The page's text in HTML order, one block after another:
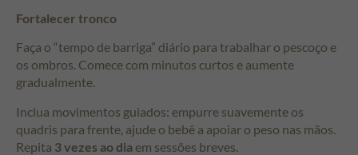
Fortalecer tronco
Faça o “tempo de barriga” diário para trabalhar o pescoço e
os ombros. Comece com minutos curtos e aumente
gradualmente.
Inclua movimentos guiados: empurre suavemente os
quadris para frente, ajude o bebê a apoiar o peso nas mãos.
Repita 3 vezes ao dia em sessões breves.